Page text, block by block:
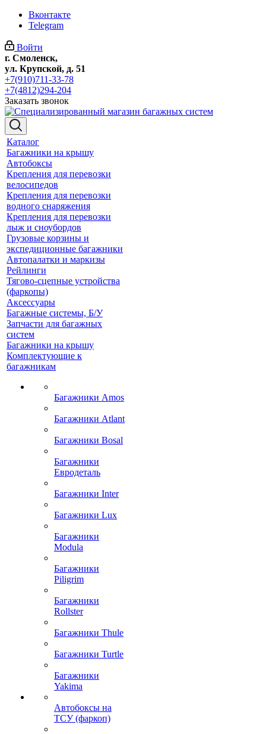
Вконтакте
Telegram
Войти
г. Смоленск,
ул. Крупской, д. 51
+7(910)711-33-78
+7(4812)294-204
Заказать звонок
Каталог
Багажники на крышу
Автобоксы
Крепления для перевозки
велосипедов
Крепления для перевозки
водного снаряжения
Крепления для перевозки
лыж и сноубордов
Грузовые корзины и
экспедиционные багажники
Автопалатки и маркизы
Рейлинги
Тягово-сцепные устройства
(фаркопы)
Аксессуары
Багажные системы, Б/У
Запчасти для багажных
систем
Багажники на крышу
Комплектующие к
багажникам
Багажники Amos
Багажники Atlant
Багажники Bosal
Багажники
Евродеталь
Багажники Inter
Багажники Lux
Багажники
Modula
Багажники
Piligrim
Багажники
Rollster
Багажники Thule
Багажники Turtle
Багажники
Yakima
Автобоксы на
ТСУ (фаркоп)